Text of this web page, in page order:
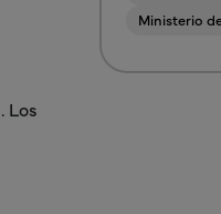
Los
Ministerio